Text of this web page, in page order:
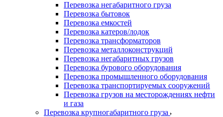
Перевозка негабаритного груза
Перевозка бытовок
Перевозка емкостей
Перевозка катеров/лодок
Перевозка трансформаторов
Перевозка металлоконструкций
Перевозка негабаритных грузов
Перевозка бурового оборудования
Перевозка промышленного оборудования
Перевозка транспортируемых сооружений
Перевозка грузов на месторождениях нефти
и газа
Перевозка крупногабаритного груза